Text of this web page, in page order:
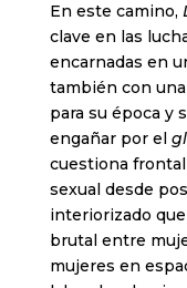
En este camino,
clave en las
encarnadas en
también con
para su época y
engañar por el
cuestiona
sexual desde
interiorizado
brutal entre
mujeres en